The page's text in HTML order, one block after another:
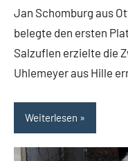
Wirtschaft
Jan Schomburg aus
belegte den ersten
Salzuflen erzielte die
Uhlemeyer aus Hille
Weiterlesen